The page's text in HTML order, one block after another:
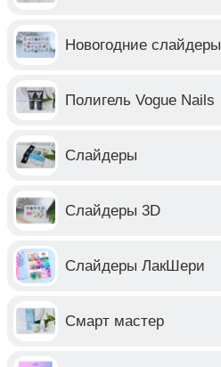
Новогодние слайдеры
Полигель Vogue Nails
Слайдеры
Слайдеры 3D
Слайдеры ЛакШери
Смарт мастер